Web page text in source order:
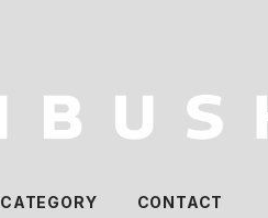
CATEGORY CONTACT